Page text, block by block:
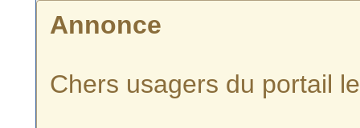
Annonce
Chers usagers du portail